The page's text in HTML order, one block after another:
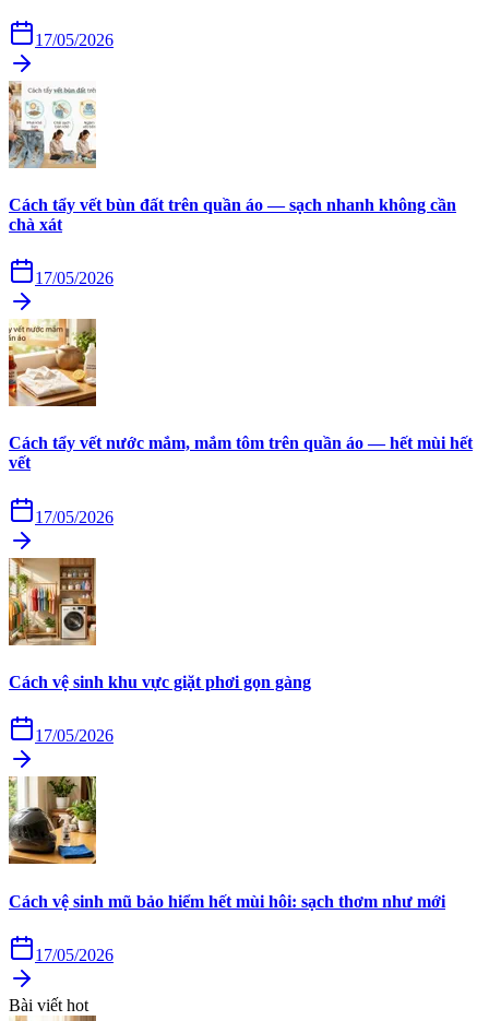
17/05/2026
Cách tẩy vết bùn đất trên quần áo — sạch nhanh không cần
chà xát
17/05/2026
Cách tẩy vết nước mắm, mắm tôm trên quần áo — hết mùi hết
vết
17/05/2026
Cách vệ sinh khu vực giặt phơi gọn gàng
17/05/2026
Cách vệ sinh mũ bảo hiểm hết mùi hôi: sạch thơm như mới
17/05/2026
Bài viết hot